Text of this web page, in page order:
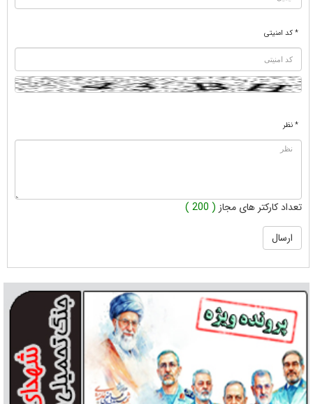
* کد امنیتی
* نظر
تعداد کارکتر های مجاز ( 200 )